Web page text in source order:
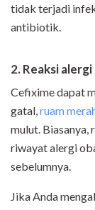
tidak terjadi
antibiotik.
2. Reaksi alergi
Cefixime dapat
gatal, ruam
mulut. Biasanya,
riwayat alergi
sebelumnya.
Jika Anda